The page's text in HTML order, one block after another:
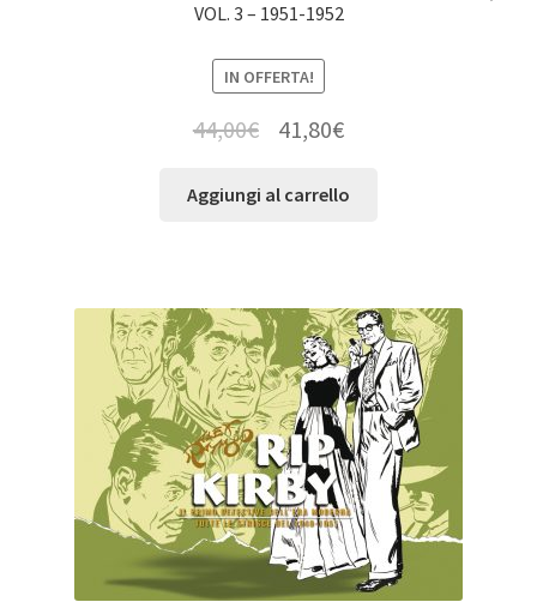
VOL. 3 – 1951-1952
IN OFFERTA!
44,00€ 41,80€
Aggiungi al carrello